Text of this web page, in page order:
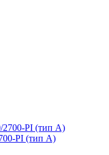
PI (тип А)